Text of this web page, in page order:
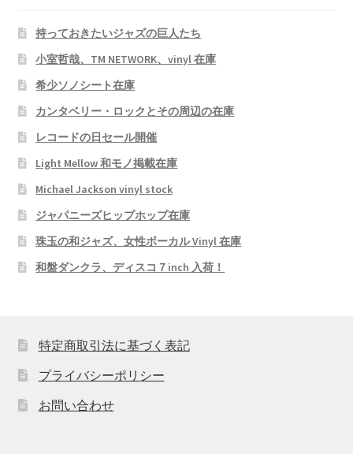
持っておきたいジャズの巨人たち
小室哲哉、TM NETWORK、vinyl 在庫
希少ソノシート在庫
カンタベリー・ロックとその周辺の在庫
レコードの日セール開催
Light Mellow 和モノ掲載在庫
Michael Jackson vinyl stock
ジャパニーズヒップホップ在庫
珠玉の和ジャズ、女性ボーカル Vinyl 在庫
和盤ダンクラ、ディスコ７inch 入荷！
特定商取引法に基づく表記
プライバシーポリシー
お問い合わせ